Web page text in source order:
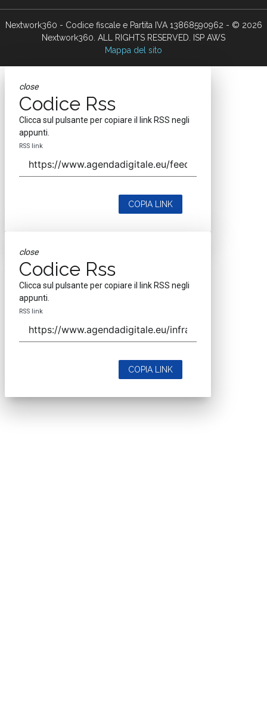
Nextwork360 - Codice fiscale e Partita IVA 13868590962 - © 2026
Nextwork360. ALL RIGHTS RESERVED. ISP AWS
Mappa del sito
close
Codice Rss
Clicca sul pulsante per copiare il link RSS negli
appunti.
RSS link
COPIA LINK
close
Codice Rss
Clicca sul pulsante per copiare il link RSS negli
appunti.
RSS link
COPIA LINK